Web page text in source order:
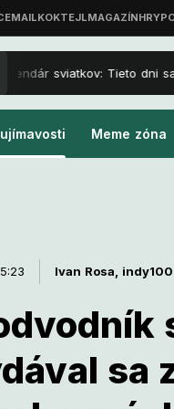
sviatkov: Tieto dni sa
Meme zóna
Ivan Rosa,
sa